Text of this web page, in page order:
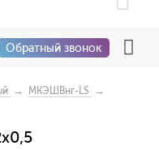
Обратный звонок
→ МКЭШВнг-LS
→